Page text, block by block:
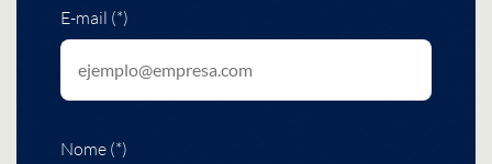
E-mail (*)
Nome (*)